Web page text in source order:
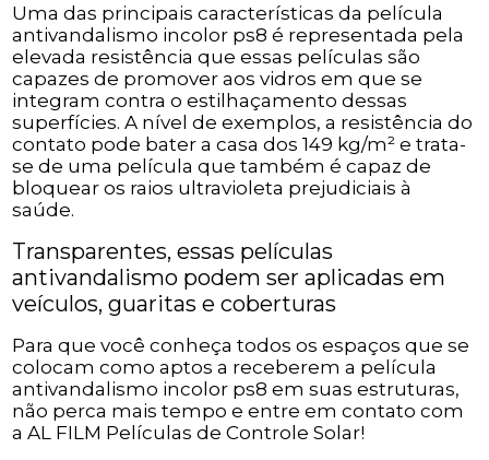
Uma das principais características da película
antivandalismo incolor ps8 é representada pela
elevada resistência que essas películas são
capazes de promover aos vidros em que se
integram contra o estilhaçamento dessas
superfícies. A nível de exemplos, a resistência do
contato pode bater a casa dos 149 kg/m² e trata-
se de uma película que também é capaz de
bloquear os raios ultravioleta prejudiciais à
saúde.
Transparentes, essas películas
antivandalismo podem ser aplicadas em
veículos, guaritas e coberturas
Para que você conheça todos os espaços que se
colocam como aptos a receberem a película
antivandalismo incolor ps8 em suas estruturas,
não perca mais tempo e entre em contato com
a AL FILM Películas de Controle Solar!